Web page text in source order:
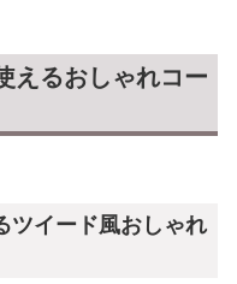
えるおしゃれコー
ツイード風おしゃれ